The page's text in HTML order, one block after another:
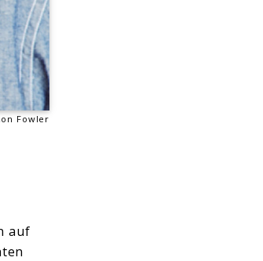
Fowler
auf